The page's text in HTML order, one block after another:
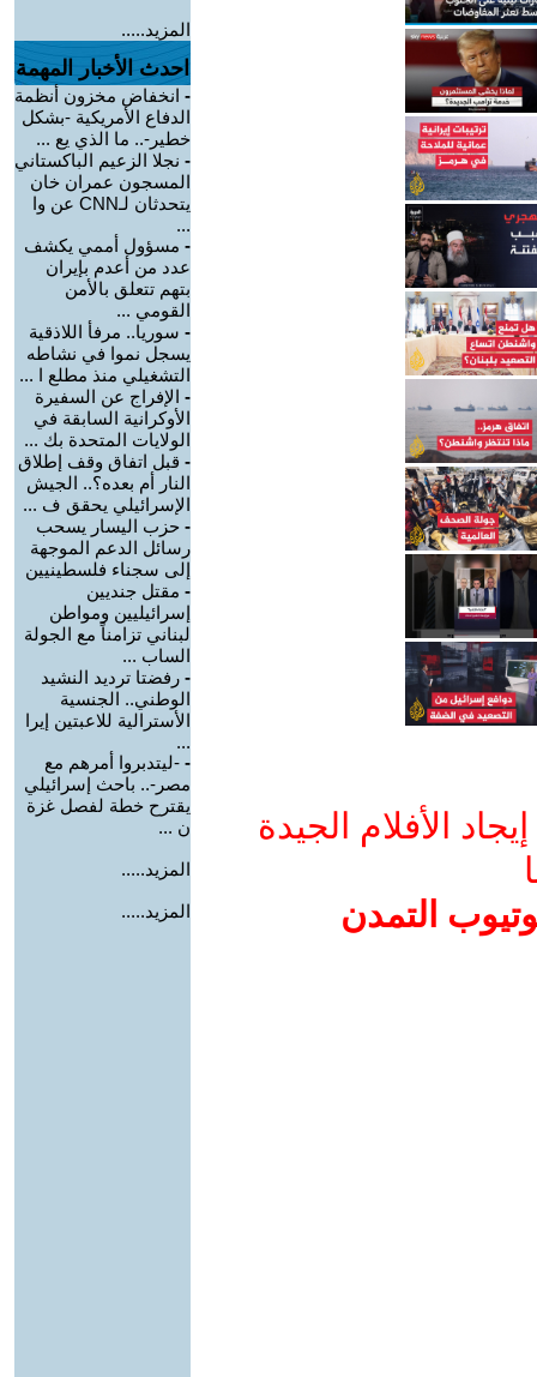
الأفلام الجيدة
التمدن
المزيد.....
احدث الأخبار المهمة
- انخفاض مخزون أنظمة
الدفاع الأمريكية -بشكل
خطير-.. ما الذي يع ...
- نجلا الزعيم الباكستاني
المسجون عمران خان
يتحدثان لـCNN عن وا
...
- مسؤول أممي يكشف
عدد من أعدم بإيران
بتهم تتعلق بالأمن
القومي ...
- سوريا.. مرفأ اللاذقية
يسجل نموا في نشاطه
التشغيلي منذ مطلع ا ...
- الإفراج عن السفيرة
الأوكرانية السابقة في
الولايات المتحدة بك ...
- قبل اتفاق وقف إطلاق
النار أم بعده؟.. الجيش
الإسرائيلي يحقق ف ...
- حزب اليسار يسحب
رسائل الدعم الموجهة
إلى سجناء فلسطينيين
- مقتل جنديين
إسرائيليين ومواطن
لبناني تزامناً مع الجولة
الساب ...
- رفضتا ترديد النشيد
الوطني.. الجنسية
الأسترالية للاعبتين إيرا
...
- -ليتدبروا أمرهم مع
مصر-.. باحث إسرائيلي
يقترح خطة لفصل غزة
ن ...
المزيد.....
المزيد.....